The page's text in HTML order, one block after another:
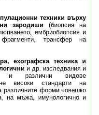
техники върху
зародиши(биопсия на
ембриобиопсия и
фрагменти, трансфер на
ехографска техника и
и др. изследвания и
и различни видове
високи стандарти на
различните форми човешко
на мъжа, имунологично и